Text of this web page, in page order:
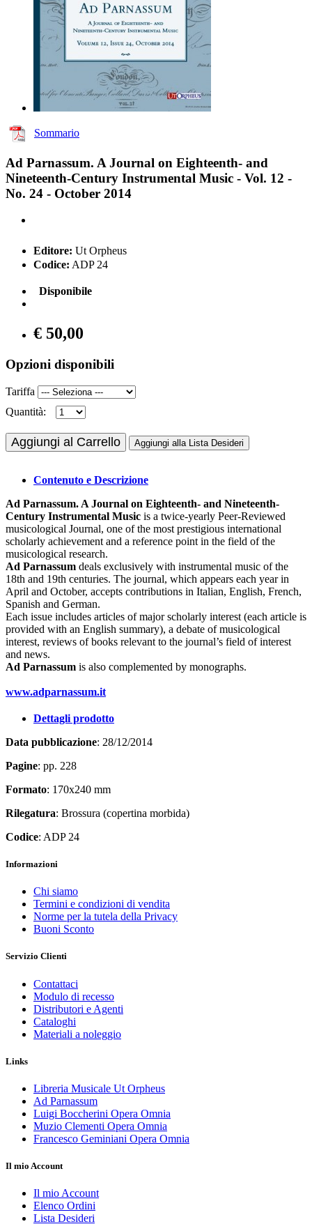
Sommario
Ad Parnassum. A Journal on Eighteenth- and
Nineteenth-Century Instrumental Music - Vol. 12 -
No. 24 - October 2014
Editore: Ut Orpheus
Codice: ADP 24
Disponibile
€ 50,00
Opzioni disponibili
Tariffa
Quantità:
Aggiungi al Carrello Aggiungi alla Lista Desideri
Contenuto e Descrizione
Ad Parnassum. A Journal on Eighteenth- and Nineteenth-
Century Instrumental Music is a twice-yearly Peer-Reviewed
musicological Journal, one of the most prestigious international
scholarly achievement and a reference point in the field of the
musicological research.
Ad Parnassum deals exclusively with instrumental music of the
18th and 19th centuries. The journal, which appears each year in
April and October, accepts contributions in Italian, English, French,
Spanish and German.
Each issue includes articles of major scholarly interest (each article is
provided with an English summary), a debate of musicological
interest, reviews of books relevant to the journal’s field of interest
and news.
Ad Parnassum is also complemented by monographs.
www.adparnassum.it
Dettagli prodotto
Data pubblicazione: 28/12/2014
Pagine: pp. 228
Formato: 170x240 mm
Rilegatura: Brossura (copertina morbida)
Codice: ADP 24
Informazioni
Chi siamo
Termini e condizioni di vendita
Norme per la tutela della Privacy
Buoni Sconto
Servizio Clienti
Contattaci
Modulo di recesso
Distributori e Agenti
Cataloghi
Materiali a noleggio
Links
Libreria Musicale Ut Orpheus
Ad Parnassum
Luigi Boccherini Opera Omnia
Muzio Clementi Opera Omnia
Francesco Geminiani Opera Omnia
Il mio Account
Il mio Account
Elenco Ordini
Lista Desideri